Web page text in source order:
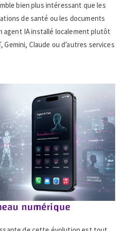
bien plus intéressant que les
de santé ou les documents
IA installé localement plutôt
Gemini, Claude ou d’autres services
numérique